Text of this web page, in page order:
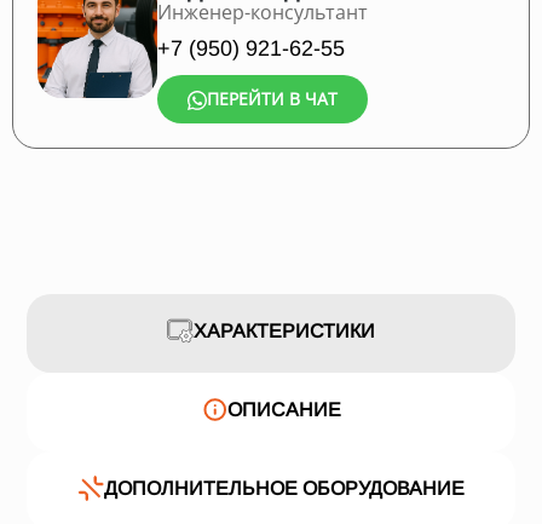
Инженер-консультант
+7 (950) 921-62-55
ПЕРЕЙТИ В ЧАТ
ХАРАКТЕРИСТИКИ
ОПИСАНИЕ
ДОПОЛНИТЕЛЬНОЕ ОБОРУДОВАНИЕ